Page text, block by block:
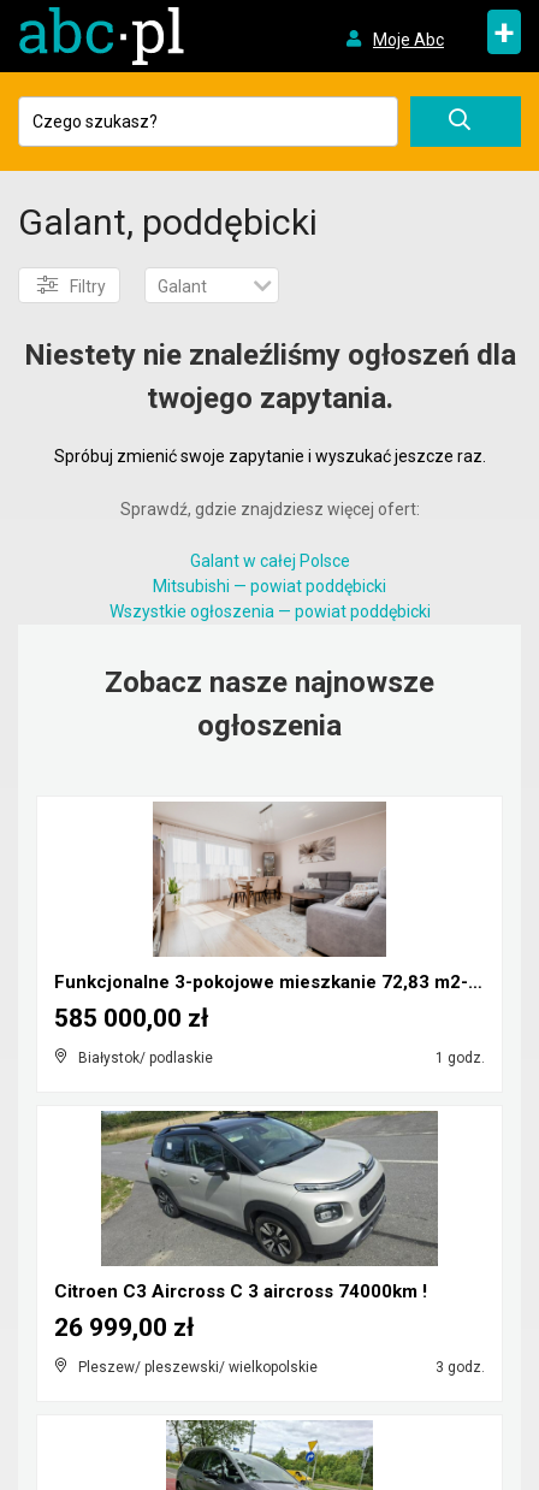
Moje Abc +
Galant, poddębicki
Filtry Galant
Niestety nie znaleźliśmy ogłoszeń dla
twojego zapytania.
Spróbuj zmienić swoje zapytanie i wyszukać jeszcze raz.
Sprawdź, gdzie znajdziesz więcej ofert:
Galant w całej Polsce
Mitsubishi — powiat poddębicki
Wszystkie ogłoszenia — powiat poddębicki
Zobacz nasze najnowsze
ogłoszenia
Funkcjonalne 3-pokojowe mieszkanie 72,83 m2- Nowe
Białystok/ podlaskie 1 godz.
585 000,00 zł
Citroen C3 Aircross C 3 aircross 74000km !
Pleszew/ pleszewski/ wielkopolskie 3 godz.
26 999,00 zł